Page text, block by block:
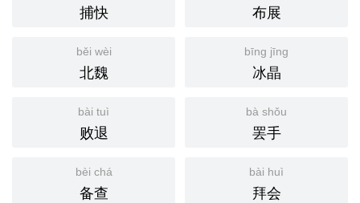
捕快 布展
běi wèi
北魏
bīng jīng
冰晶
bài tuì
败退
bà shǒu
罢手
bèi chá
备查
bài huì
拜会